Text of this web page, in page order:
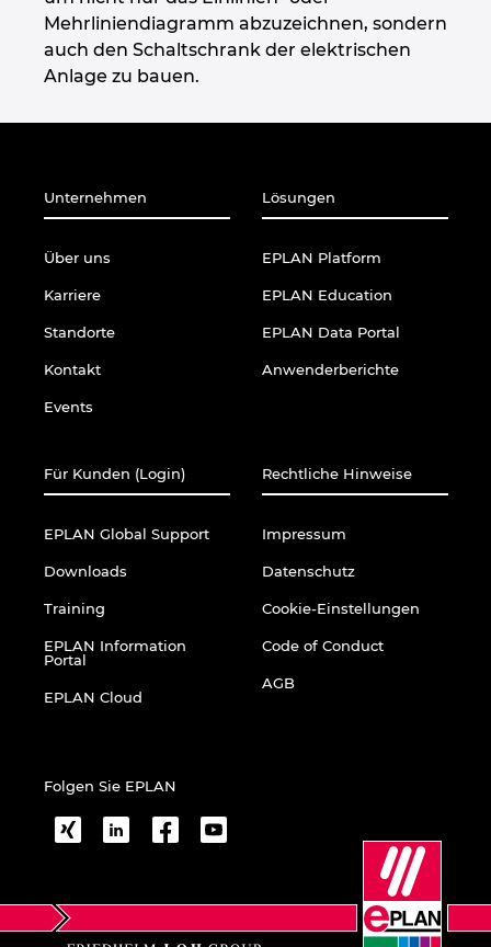
Mehrliniendiagramm abzuzeichnen, sondern
auch den Schaltschrank der elektrischen
Anlage zu bauen.
Unternehmen
Über uns
Karriere
Standorte
Kontakt
Events
Lösungen
EPLAN Platform
EPLAN Education
EPLAN Data Portal
Anwenderberichte
Für Kunden (Login)
EPLAN Global Support
Downloads
Training
EPLAN Information
Portal
EPLAN Cloud
Rechtliche Hinweise
Impressum
Datenschutz
Cookie-Einstellungen
Code of Conduct
AGB
Folgen Sie EPLAN
Slowakei
Slowenien
Südafrika
Südkorea
Thailand
Tschechische Republik
Türkei
Ukraine
Ungarn
USA
Vereinigte Arabische Emirate